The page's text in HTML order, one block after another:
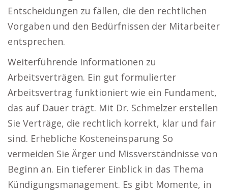
Entscheidungen zu fällen, die den rechtlichen
Vorgaben und den Bedürfnissen der Mitarbeiter
entsprechen.
Weiterführende Informationen zu
Arbeitsverträgen. Ein gut formulierter
Arbeitsvertrag funktioniert wie ein Fundament,
das auf Dauer trägt. Mit Dr. Schmelzer erstellen
Sie Verträge, die rechtlich korrekt, klar und fair
sind. Erhebliche Kosteneinsparung So
vermeiden Sie Ärger und Missverständnisse von
Beginn an. Ein tieferer Einblick in das Thema
Kündigungsmanagement. Es gibt Momente, in